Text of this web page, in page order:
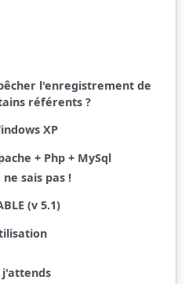
l'enregistrement de
référents ?
XP
+ Php + MySql
ne sais pas !
(v 5.1)
j'attends